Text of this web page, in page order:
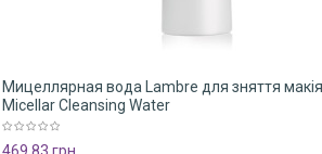
Мицеллярная вода Lambre для зняття
Micellar Cleansing Water